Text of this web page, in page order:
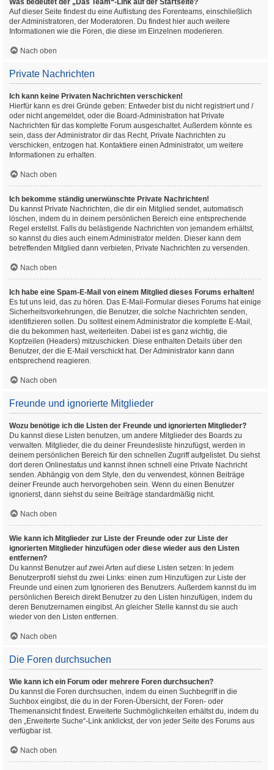
Was bedeutet der „Das Team“-Link auf der Startseite?
Auf dieser Seite findest du eine Auflistung des Forenteams, einschließlich
der Administratoren, der Moderatoren. Du findest hier auch weitere
Informationen wie die Foren, die diese im Einzelnen moderieren.
Nach oben
Private Nachrichten
Ich kann keine Privaten Nachrichten verschicken!
Hierfür kann es drei Gründe geben: Entweder bist du nicht registriert und /
oder nicht angemeldet, oder die Board-Administration hat Private
Nachrichten für das komplette Forum ausgeschaltet. Außerdem könnte es
sein, dass der Administrator dir das Recht, Private Nachrichten zu
verschicken, entzogen hat. Kontaktiere einen Administrator, um weitere
Informationen zu erhalten.
Nach oben
Ich bekomme ständig unerwünschte Private Nachrichten!
Du kannst Private Nachrichten, die dir ein Mitglied sendet, automatisch
löschen, indem du in deinem persönlichen Bereich eine entsprechende
Regel erstellst. Falls du belästigende Nachrichten von jemandem erhältst,
so kannst du dies auch einem Administrator melden. Dieser kann dem
betreffenden Mitglied dann verbieten, Private Nachrichten zu versenden.
Nach oben
Ich habe eine Spam-E-Mail von einem Mitglied dieses Forums erhalten!
Es tut uns leid, das zu hören. Das E-Mail-Formular dieses Forums hat einige
Sicherheitsvorkehrungen, die Benutzer, die solche Nachrichten senden,
identifizieren sollen. Du solltest einem Administrator die komplette E-Mail,
die du bekommen hast, weiterleiten. Dabei ist es ganz wichtig, die
Kopfzeilen (Headers) mitzuschicken. Diese enthalten Details über den
Benutzer, der die E-Mail verschickt hat. Der Administrator kann dann
entsprechend reagieren.
Nach oben
Freunde und ignorierte Mitglieder
Wozu benötige ich die Listen der Freunde und ignorierten Mitglieder?
Du kannst diese Listen benutzen, um andere Mitglieder des Boards zu
verwalten. Mitglieder, die du deiner Freundesliste hinzufügst, werden in
deinem persönlichen Bereich für den schnellen Zugriff aufgelistet. Du siehst
dort deren Onlinestatus und kannst ihnen schnell eine Private Nachricht
senden. Abhängig von dem Style, den du verwendest, können Beiträge
deiner Freunde auch hervorgehoben sein. Wenn du einen Benutzer
ignorierst, dann siehst du seine Beiträge standardmäßig nicht.
Nach oben
Wie kann ich Mitglieder zur Liste der Freunde oder zur Liste der
ignorierten Mitglieder hinzufügen oder diese wieder aus den Listen
entfernen?
Du kannst Benutzer auf zwei Arten auf diese Listen setzen: In jedem
Benutzerprofil siehst du zwei Links: einen zum Hinzufügen zur Liste der
Freunde und einen zum Ignorieren des Benutzers. Außerdem kannst du im
persönlichen Bereich direkt Benutzer zu den Listen hinzufügen, indem du
deren Benutzernamen eingibst. An gleicher Stelle kannst du sie auch
wieder von den Listen entfernen.
Nach oben
Die Foren durchsuchen
Wie kann ich ein Forum oder mehrere Foren durchsuchen?
Du kannst die Foren durchsuchen, indem du einen Suchbegriff in die
Suchbox eingibst, die du in der Foren-Übersicht, der Foren- oder
Themenansicht findest. Erweiterte Suchmöglichkeiten erhältst du, indem du
den „Erweiterte Suche“-Link anklickst, der von jeder Seite des Forums aus
verfügbar ist.
Nach oben